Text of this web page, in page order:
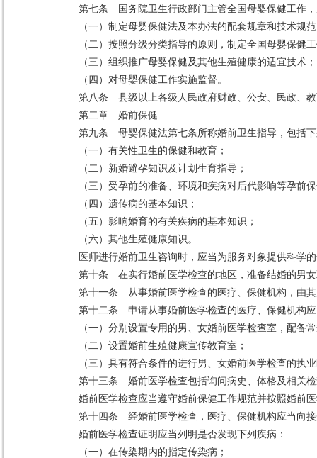
第七条 国务院卫生行政部门主管全国母婴保健工作
（一）制定母婴保健法及本办法的配套规章和技术规
（二）按照分级分类指导的原则，制定全国母婴保健
（三）组织推广母婴保健及其他生殖健康的适宜技术；
（四）对母婴保健工作实施监督。
第八条 县级以上各级人民政府财政、公安、民政、
第二章 婚前保健
第九条 母婴保健法第七条所称婚前卫生指导，包括
（一）有关性卫生的保健和教育；
（二）新婚避孕知识及计划生育指导；
（三）受孕前的准备、环境和疾病对后代影响等孕前
（四）遗传病的基本知识；
（五）影响婚育的有关疾病的基本知识；
（六）其他生殖健康知识。
医师进行婚前卫生咨询时，应当为服务对象提供科学
第十条 在实行婚前医学检查的地区，准备结婚的男
第十一条 从事婚前医学检查的医疗、保健机构，由
第十二条 申请从事婚前医学检查的医疗、保健机构
（一）分别设置专用的男、女婚前医学检查室，配备
（二）设置婚前生殖健康宣传教育室；
（三）具有符合条件的进行男、女婚前医学检查的执
第十三条 婚前医学检查包括询问病史、体格及相关
婚前医学检查应当遵守婚前保健工作规范并按照婚前
第十四条 经婚前医学检查，医疗、保健机构应当向
婚前医学检查证明应当列明是否发现下列疾病：
（一）在传染期内的指定传染病；